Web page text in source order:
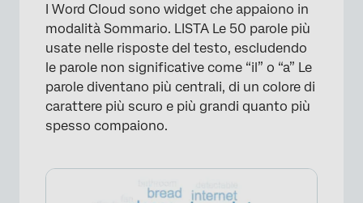
I Word Cloud sono widget che appaiono in
modalità Sommario. LISTA Le 50 parole più
usate nelle risposte del testo, escludendo
le parole non significative come “il” o “a” Le
parole diventano più centrali, di un colore di
carattere più scuro e più grandi quanto più
spesso compaiono.